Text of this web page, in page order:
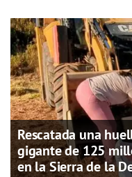
Rescatada una
gigante de 125
en la Sierra de la